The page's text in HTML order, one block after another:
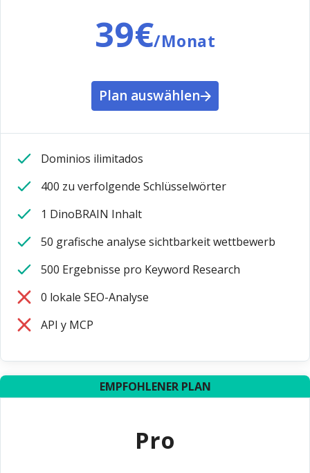
39€/Monat
Plan auswählen
Dominios ilimitados
400 zu verfolgende Schlüsselwörter
1 DinoBRAIN Inhalt
50 grafische analyse sichtbarkeit wettbewerb
500 Ergebnisse pro Keyword Research
0 lokale SEO-Analyse
API y MCP
EMPFOHLENER PLAN
Pro